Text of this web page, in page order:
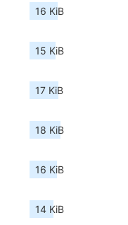
16 KiB
15 KiB
17 KiB
18 KiB
16 KiB
14 KiB